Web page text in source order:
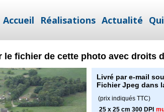
Accueil Réalisations Actualité